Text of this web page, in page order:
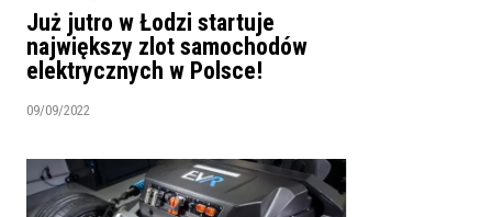
Już jutro w Łodzi startuje
największy zlot samochodów
elektrycznych w Polsce!
09/09/2022